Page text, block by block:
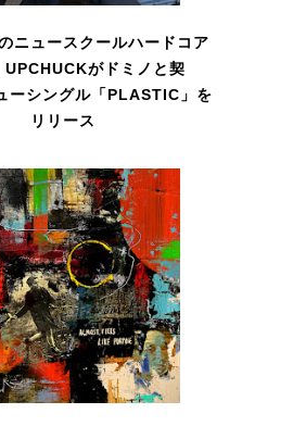
ニュースクールハードコア
UPCHUCKがドミノと契
ングル「PLASTIC」を
リリース